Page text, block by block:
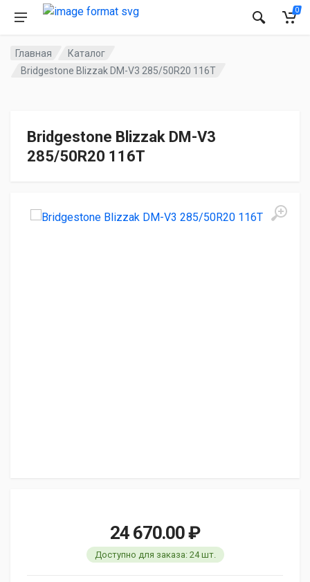
0
Главная
Каталог
Bridgestone Blizzak DM-V3 285/50R20 116T
Bridgestone Blizzak DM-V3
285/50R20 116T
24 670.00 ₽
Доступно для заказа: 24 шт.